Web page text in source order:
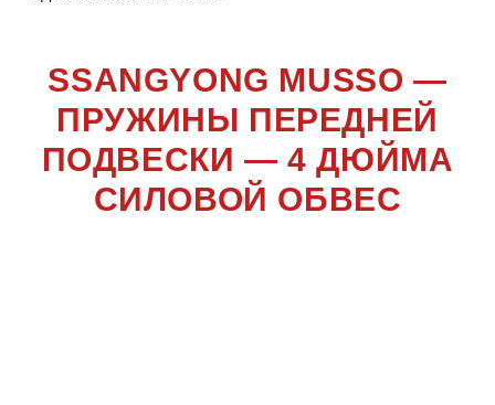
SSANGYONG MUSSO —
ПРУЖИНЫ ПЕРЕДНЕЙ
ПОДВЕСКИ — 4 ДЮЙМА
СИЛОВОЙ ОБВЕС